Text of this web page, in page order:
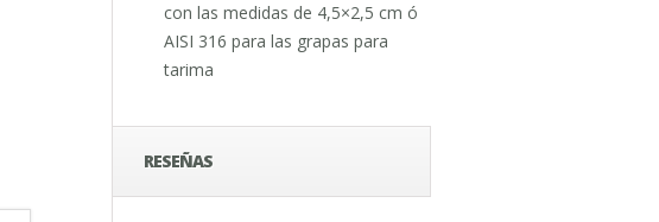
con las medidas de 4,5×2,5 cm ó
AISI 316 para las grapas para
tarima
RESEÑAS